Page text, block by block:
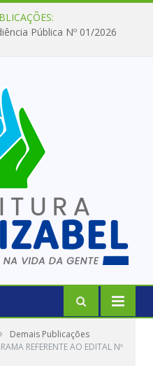
Pública Nº 01/2026
Demais Publicações
REFERENTE AO EDITAL Nº